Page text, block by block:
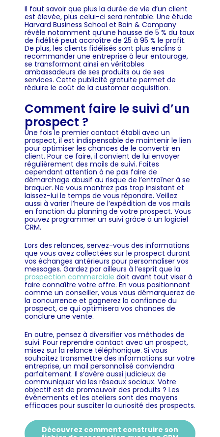
Il faut savoir que plus la durée de vie d’un client
est élevée, plus celui-ci sera rentable. Une étude
Harvard Business School et Bain & Company
révèle notamment qu’une hausse de 5 % du taux
de fidélité peut accroître de 25 à 95 % le profit.
De plus, les clients fidélisés sont plus enclins à
recommander une entreprise à leur entourage,
se transformant ainsi en véritables
ambassadeurs de ses produits ou de ses
services. Cette publicité gratuite permet de
réduire le coût de la customer acquisition.
Comment faire le suivi d’un
prospect ?
Une fois le premier contact établi avec un
prospect, il est indispensable de maintenir le lien
pour optimiser les chances de le convertir en
client. Pour ce faire, il convient de lui envoyer
régulièrement des mails de suivi. Faites
cependant attention à ne pas faire de
démarchage abusif au risque de l’entraîner à se
braquer. Ne vous montrez pas trop insistant et
laissez-lui le temps de vous répondre. Veillez
aussi à varier l’heure de l’expédition de vos mails
en fonction du planning de votre prospect. Vous
pouvez programmer un suivi grâce à un logiciel
CRM.
Lors des relances, servez-vous des informations
que vous avez collectées sur le prospect durant
vos échanges antérieurs pour personnaliser vos
messages. Gardez par ailleurs à l’esprit que la
prospection commerciale doit avant tout viser à
faire connaître votre offre. En vous positionnant
comme un conseiller, vous vous démarquerez de
la concurrence et gagnerez la confiance du
prospect, ce qui optimisera vos chances de
conclure une vente.
En outre, pensez à diversifier vos méthodes de
suivi. Pour reprendre contact avec un prospect,
misez sur la relance téléphonique. Si vous
souhaitez transmettre des informations sur votre
entreprise, un mail personnalisé conviendra
parfaitement. Il s’avère aussi judicieux de
communiquer via les réseaux sociaux. Votre
objectif est de promouvoir des produits ? Les
événements et les ateliers sont des moyens
efficaces pour susciter la curiosité des prospects.
Découvrez comment construire son